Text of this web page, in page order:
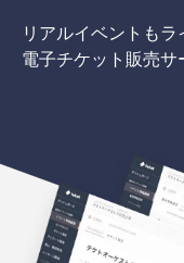
リアルイベントも
電子チケット販売サ